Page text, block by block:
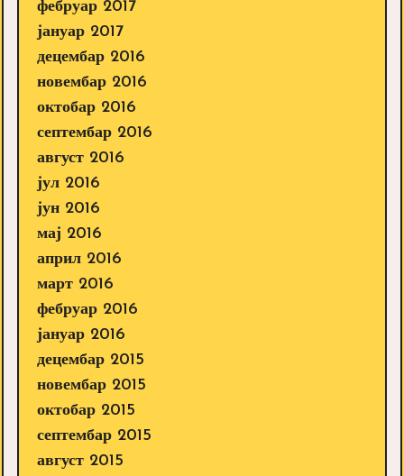
фебруар 2017
јануар 2017
децембар 2016
новембар 2016
октобар 2016
септембар 2016
август 2016
јул 2016
јун 2016
мај 2016
април 2016
март 2016
фебруар 2016
јануар 2016
децембар 2015
новембар 2015
октобар 2015
септембар 2015
август 2015